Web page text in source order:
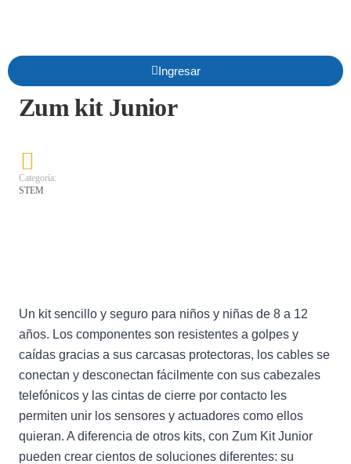
Ingresar
Zum kit Junior
Categoría:
STEM
Un kit sencillo y seguro para niños y niñas de 8 a 12
años. Los componentes son resistentes a golpes y
caídas gracias a sus carcasas protectoras, los cables se
conectan y desconectan fácilmente con sus cabezales
telefónicos y las cintas de cierre por contacto les
permiten unir los sensores y actuadores como ellos
quieran. A diferencia de otros kits, con Zum Kit Junior
pueden crear cientos de soluciones diferentes: su